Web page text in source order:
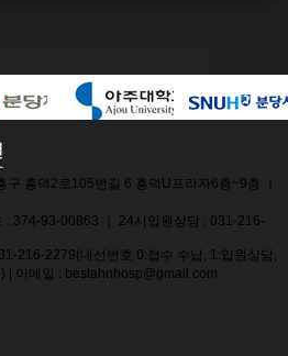
구 흥덕2로105번길 6 흥덕U프라자6층~9층 ｜
: 374-93-00863 ｜ 24시입원상담 : 031-216-
216-2279(내선번호 0:접수 수납, 1:입원상담,
| 이메일 : bestahnhosp@gmail.com